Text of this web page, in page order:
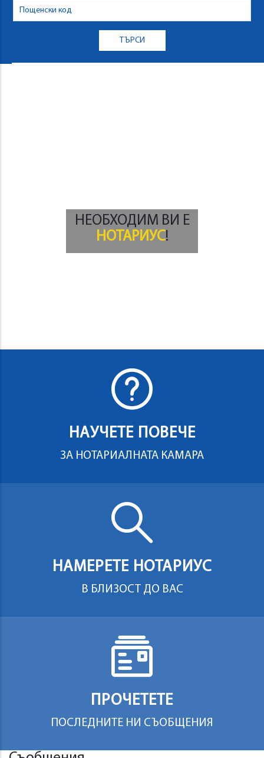
НЕОБХОДИМ ВИ Е
НОТАРИУС!
НАУЧЕТЕ ПОВЕЧЕ
ЗА НОТАРИАЛНАТА КАМАРА
НАМЕРЕТЕ НОТАРИУС
В БЛИЗОСТ ДО ВАС
ПРОЧЕТЕТЕ
ПОСЛЕДНИТЕ НИ СЪОБЩЕНИЯ